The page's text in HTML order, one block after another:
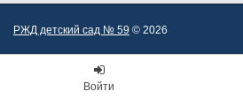
РЖД детский сад № 59 © 2026
Войти